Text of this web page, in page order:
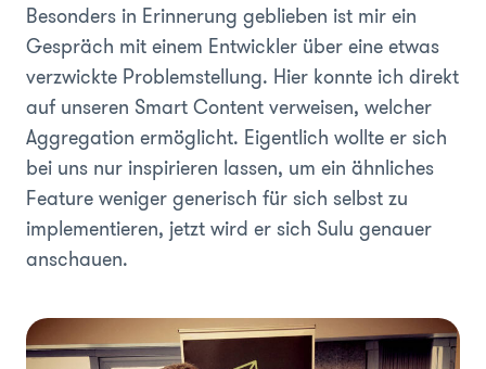
Besonders in Erinnerung geblieben ist mir ein
Gespräch mit einem Entwickler über eine etwas
verzwickte Problemstellung. Hier konnte ich direkt
auf unseren Smart Content verweisen, welcher
Aggregation ermöglicht. Eigentlich wollte er sich
bei uns nur inspirieren lassen, um ein ähnliches
Feature weniger generisch für sich selbst zu
implementieren, jetzt wird er sich Sulu genauer
anschauen.